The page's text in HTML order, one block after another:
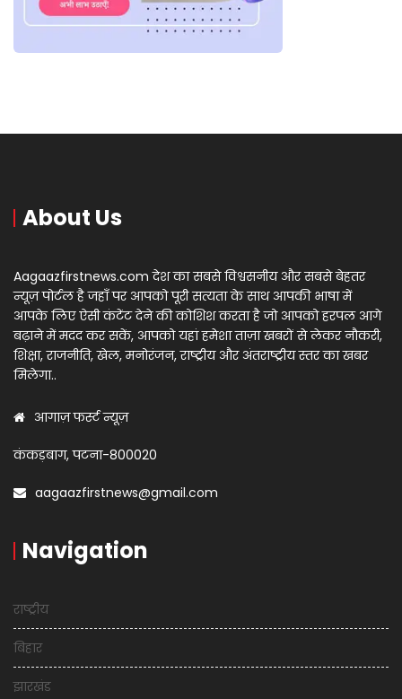
About Us
Aagaazfirstnews.com देश का सबसे विश्वसनीय और सबसे बेहतर
न्यूज़ पोर्टल है जहाँ पर आपको पूरी सत्यता के साथ आपकी भाषा में
आपके लिए ऐसी कंटेंट देने की कोशिश करता है जो आपको हरपल आगे
बढ़ाने में मदद कर सकें, आपको यहां हमेशा ताज़ा खबरों से लेकर नौकरी,
शिक्षा, राजनीति, खेल, मनोरंजन, राष्ट्रीय और अंतराष्ट्रीय स्तर का खबर
मिलेगा..
आगाज़ फर्स्ट न्यूज़
कंकड़बाग, पटना-800020
aagaazfirstnews@gmail.com
Navigation
राष्ट्रीय
बिहार
झारखंड